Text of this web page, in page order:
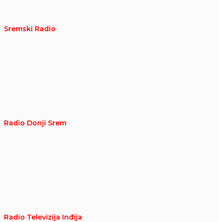
Sremski Radio
Radio Donji Srem
Radio Televizija Inđija